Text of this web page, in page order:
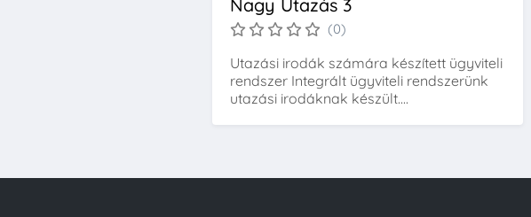
Nagy Utazás 3
(0)
Utazási irodák számára készített ügyviteli
rendszer Integrált ügyviteli rendszerünk
utazási irodáknak készült....